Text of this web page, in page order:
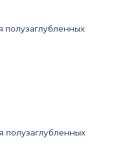
полузаглубленных